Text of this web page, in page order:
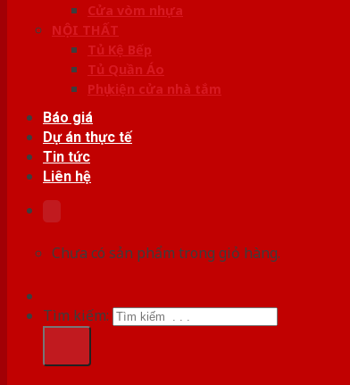
Cửa vòm nhựa
NỘI THẤT
Tủ Kệ Bếp
Tủ Quần Áo
Phụ kiện cửa nhà tắm
Báo giá
Dự án thực tế
Tin tức
Liên hệ
Chưa có sản phẩm trong giỏ hàng.
Tìm kiếm: